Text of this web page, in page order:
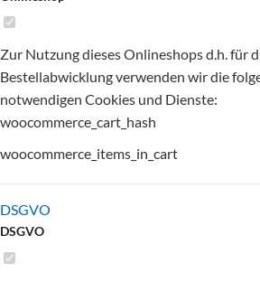
Zur Nutzung dieses Onlineshops d.h. für
Bestellabwicklung verwenden wir die
notwendigen Cookies und Dienste:
woocommerce_cart_hash
woocommerce_items_in_cart
DSGVO
DSGVO